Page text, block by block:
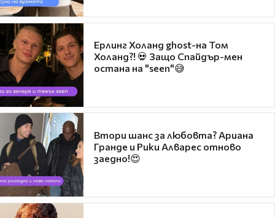
Ерлинг Холанд ghost-на Том
Холанд?! 💀 Защо Спайдър-мен
остана на "seen"😅
Втори шанс за любовта? Ариана
Гранде и Рики Алварес отново
заедно!😍